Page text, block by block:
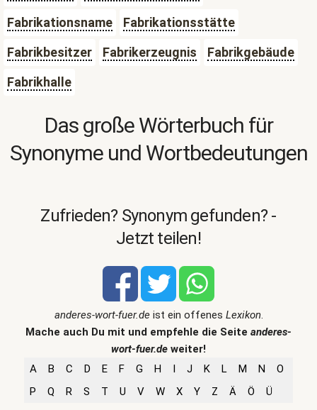
Fabrikationsname
Fabrikationsstätte
Fabrikbesitzer
Fabrikerzeugnis
Fabrikgebäude
Fabrikhalle
Das große Wörterbuch für
Synonyme und Wortbedeutungen
Zufrieden? Synonym gefunden? -
Jetzt teilen!
anderes-wort-fuer.deist ein offenes Lexikon.
Mache auch Du mit und empfehle die Seite anderes-
wort-fuer.de weiter!
A
B C D E F G H I J K L M N
O
P
Q R S T U V W X Y Z Ä Ö Ü